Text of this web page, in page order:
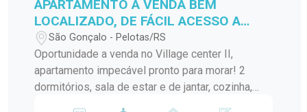
APARTAMENTO A VENDA BEM
LOCALIZADO, DE FÁCIL ACESSO A
VÁRIOS PONTOS DA CIDADE!
São Gonçalo - Pelotas/RS
Oportunidade a venda no Village center II,
apartamento impecável pronto para morar! 2
dormitórios, sala de estar e de jantar, cozinha,